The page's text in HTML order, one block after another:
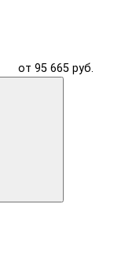
от 95 665 руб.